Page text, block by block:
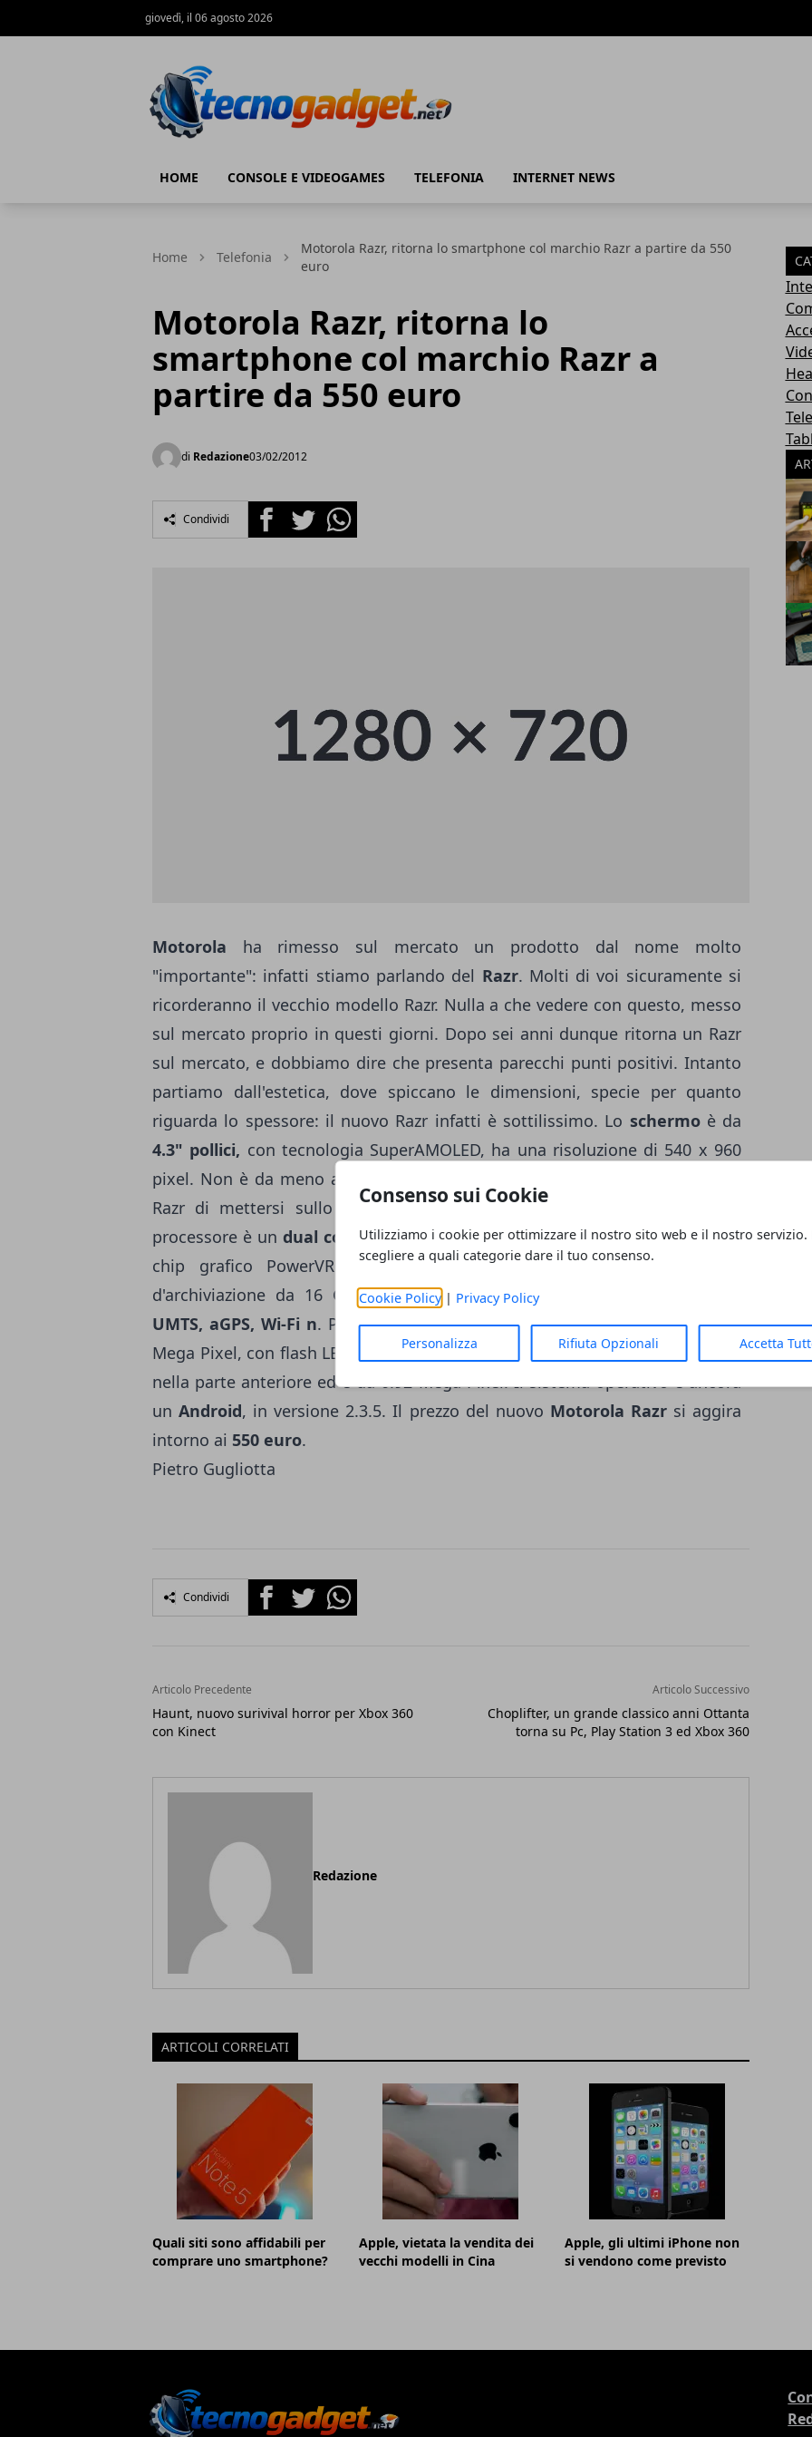
Consenso sui Cookie
Utilizziamo i cookie per ottimizzare il nostro sito web e il nostro servizio.
scegliere a quali categorie dare il tuo consenso.
Cookie Policy| Privacy Policy
Personalizza Rifiuta Opzionali Accetta
giovedì, il 06 agosto 2026
HOME CONSOLE E VIDEOGAMES TELEFONIA INTERNET NEWS
Home Telefonia
Motorola Razr, ritorna lo smartphone col marchio Razr a partire da 550
euro
Motorola Razr, ritorna lo
smartphone col marchio Razr a
partire da 550 euro
di Redazione03/02/2012
Condividi FacebookTwitterWhatsapp
Motorola ha rimesso sul mercato un prodotto dal nome molto
"importante": infatti stiamo parlando del Razr. Molti di voi sicuramente si
ricorderanno il vecchio modello Razr. Nulla a che vedere con questo, messo
sul mercato proprio in questi giorni. Dopo sei anni dunque ritorna un Razr
sul mercato, e dobbiamo dire che presenta parecchi punti positivi. Intanto
partiamo dall'estetica, dove spiccano le dimensioni, specie per quanto
riguarda lo spessore: il nuovo Razr infatti è sottilissimo. Lo schermoè da
4.3" pollici, con tecnologia SuperAMOLED, ha una risoluzione di 540 x 960
pixel. Non è da meno anche l'aspetto hardware, che permette al Motorola
Razr di mettersi sullo stesso piano degli smartphone di alta fascia. Il
processore è un dual core TI OMAP 4430 a 1.2 GHz,con1 GB di Ram ed il
chip grafico PowerVR SGX 540. All'interno è inserita una memoria
d'archiviazione da 16 GB, non mancano le connettività:
UMTS, aGPS, Wi-Fi n. Presenti anchedue fotocamere,una anteriore da 8
Mega Pixel, con flash LED ed autofocus, mentre quella secondaria è inserita
nella parte anteriore ed è da 0.92 Mega Pixel. Il sistema operativo è ancora
unAndroid, in versione 2.3.5. Il prezzo del nuovo Motorola Razrsi aggira
intorno ai 550 euro.
Pietro Gugliotta
Condividi FacebookTwitterWhatsapp
Articolo Precedente
Haunt, nuovo surivival horror per Xbox 360
con Kinect
Articolo Successivo
Choplifter, un grande classico anni Ottanta
torna su Pc, Play Station 3 ed Xbox 360
Redazione
ARTICOLI CORRELATI
Quali siti sono affidabili per
comprare uno smartphone?
Apple, vietata la vendita dei
vecchi modelli in Cina
Apple, gli ultimi iPhone non
si vendono come previsto